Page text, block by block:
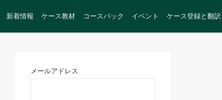
新着情報 ケース教材 コースパック イベント ケース登録と翻訳
メールアドレス